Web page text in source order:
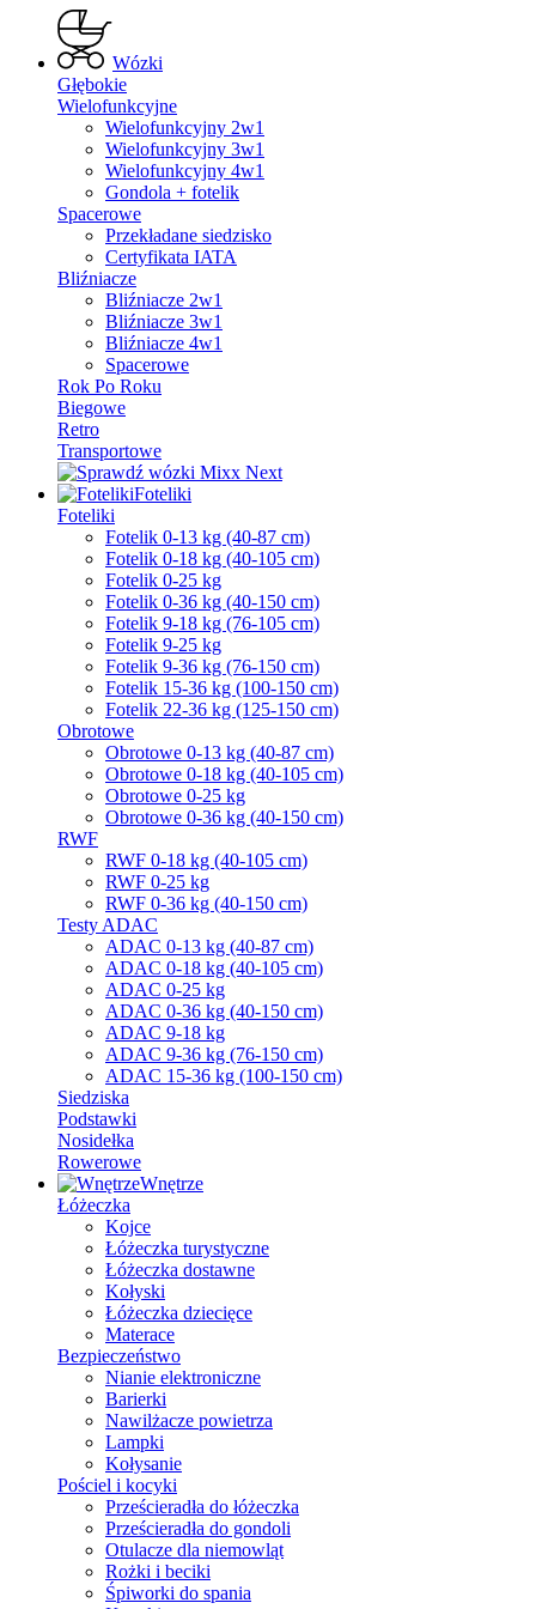
Wózki
Głębokie
Wielofunkcyjne
Wielofunkcyjny 2w1
Wielofunkcyjny 3w1
Wielofunkcyjny 4w1
Gondola + fotelik
Spacerowe
Przekładane siedzisko
Certyfikata IATA
Bliźniacze
Bliźniacze 2w1
Bliźniacze 3w1
Bliźniacze 4w1
Spacerowe
Rok Po Roku
Biegowe
Retro
Transportowe
Foteliki
Foteliki
Fotelik 0-13 kg (40-87 cm)
Fotelik 0-18 kg (40-105 cm)
Fotelik 0-25 kg
Fotelik 0-36 kg (40-150 cm)
Fotelik 9-18 kg (76-105 cm)
Fotelik 9-25 kg
Fotelik 9-36 kg (76-150 cm)
Fotelik 15-36 kg (100-150 cm)
Fotelik 22-36 kg (125-150 cm)
Obrotowe
Obrotowe 0-13 kg (40-87 cm)
Obrotowe 0-18 kg (40-105 cm)
Obrotowe 0-25 kg
Obrotowe 0-36 kg (40-150 cm)
RWF
RWF 0-18 kg (40-105 cm)
RWF 0-25 kg
RWF 0-36 kg (40-150 cm)
Testy ADAC
ADAC 0-13 kg (40-87 cm)
ADAC 0-18 kg (40-105 cm)
ADAC 0-25 kg
ADAC 0-36 kg (40-150 cm)
ADAC 9-18 kg
ADAC 9-36 kg (76-150 cm)
ADAC 15-36 kg (100-150 cm)
Siedziska
Podstawki
Nosidełka
Rowerowe
Wnętrze
Łóżeczka
Kojce
Łóżeczka turystyczne
Łóżeczka dostawne
Kołyski
Łóżeczka dziecięce
Materace
Bezpieczeństwo
Nianie elektroniczne
Barierki
Nawilżacze powietrza
Lampki
Kołysanie
Pościel i kocyki
Prześcieradła do łóżeczka
Prześcieradła do gondoli
Otulacze dla niemowląt
Rożki i beciki
Śpiworki do spania